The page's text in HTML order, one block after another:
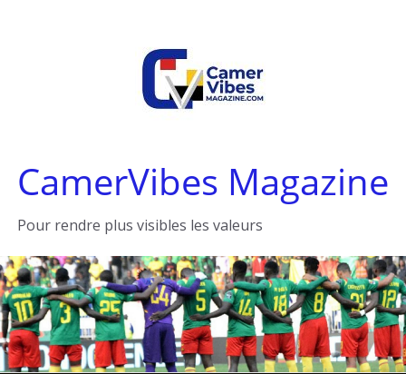
CamerVibes Magazine
Pour rendre plus visibles les valeurs